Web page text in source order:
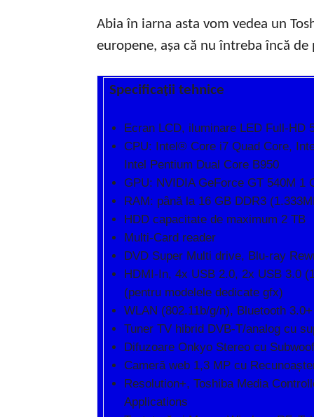
Abia în iarna asta vom vedea un
europene, așa că nu întreba încă de
Specificații tehnice
Ecran LCD, iluminare LED Full-HD
CPU: Intel® Core i7 Quad Core,
Intel Pentium Dual Core B950
GPU: NVIDIA GeForce GT 540M
RAM: până la 16 GB DDR3
HDD capacitate de maximum 2 TB
Multi-Card reader
DVD Super Multi drive, Blu-ray
HDMI-In, 4x USB 2.0, 2x USB 3.0
(pentru modelele dedicate gfx)
WLAN (802.11b/g/n), Bluetooth
Tuner TV hibrid DVB-T/analog cu
Difuzoare Onkyo Stereo cu
Cameră web 1,3 MP cu
Resolution+, Toshiba Media
Applications